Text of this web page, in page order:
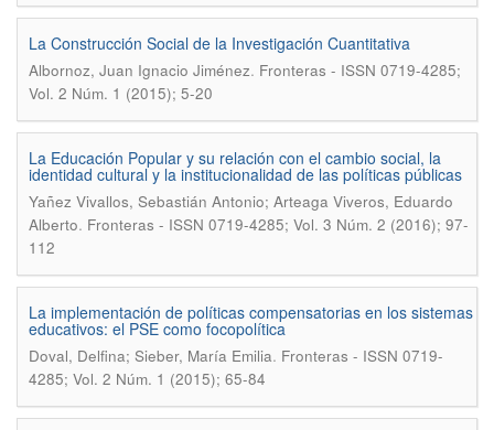
La Construcción Social de la Investigación Cuantitativa
Albornoz, Juan Ignacio Jiménez. Fronteras - ISSN 0719-4285;
Vol. 2 Núm. 1 (2015); 5-20
La Educación Popular y su relación con el cambio social, la
identidad cultural y la institucionalidad de las políticas públicas
Yañez Vivallos, Sebastián Antonio; Arteaga Viveros, Eduardo
Alberto. Fronteras - ISSN 0719-4285; Vol. 3 Núm. 2 (2016); 97-
112
La implementación de políticas compensatorias en los sistemas
educativos: el PSE como focopolítica
Doval, Delfina; Sieber, María Emilia. Fronteras - ISSN 0719-
4285; Vol. 2 Núm. 1 (2015); 65-84